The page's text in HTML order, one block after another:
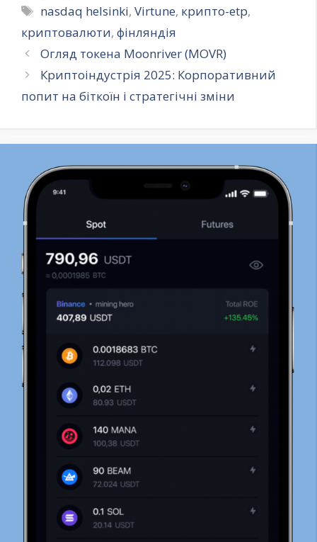
Позначки
nasdaq helsinki,Virtune, крипто-etp,
криптовалюти, фінляндія
Огляд токена Moonriver (MOVR)
Криптоіндустрія 2025: Корпоративний
попит на біткоїн і стратегічні зміни